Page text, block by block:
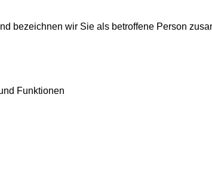
bezeichnen wir Sie als betroffene Person
Funktionen